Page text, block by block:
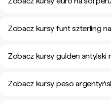
Zobacz kursy funt szterling
Zobacz kursy gulden antylski
Zobacz kursy peso